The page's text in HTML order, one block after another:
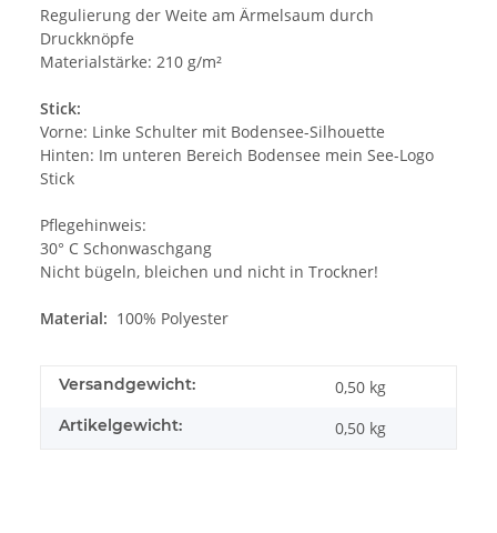
Regulierung der Weite am Ärmelsaum durch
Druckknöpfe
Materialstärke: 210 g/m²
Stick:
Vorne: Linke Schulter mit Bodensee-Silhouette
Hinten: Im unteren Bereich Bodensee mein See-Logo
Stick
Pflegehinweis:
30° C Schonwaschgang
Nicht bügeln, bleichen und nicht in Trockner!
Material: 100% Polyester
Versandgewicht: 0,50 kg
Artikelgewicht: 0,50 kg